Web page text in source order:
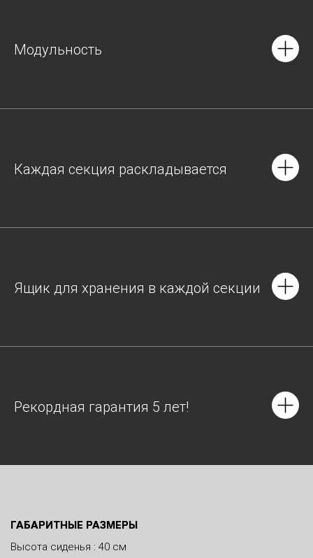
Модульность
Каждая секция раскладывается
Ящик для хранения в каждой секции
Рекордная гарантия 5 лет!
ГАБАРИТНЫЕ РАЗМЕРЫ
Высота сиденья : 40 см